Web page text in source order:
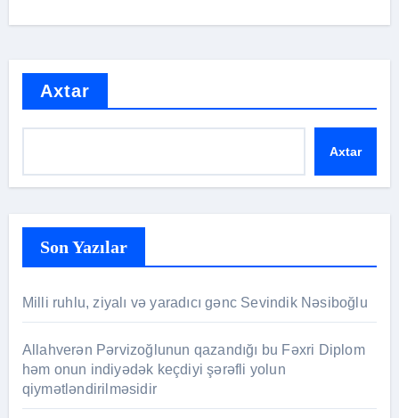
Axtar
Axtar
Son Yazılar
Milli ruhlu, ziyalı və yaradıcı gənc Sevindik Nəsiboğlu
Allahverən Pərvizoğlunun qazandığı bu Fəxri Diplom
həm onun indiyədək keçdiyi şərəfli yolun
qiymətləndirilməsidir